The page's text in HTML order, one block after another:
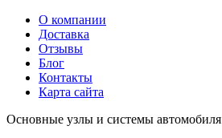
О компании
Доставка
Отзывы
Блог
Контакты
Карта сайта
Основные узлы и системы автомобиля